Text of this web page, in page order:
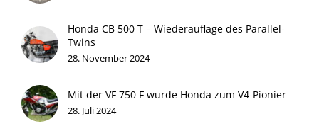
Honda CB 500 T – Wiederauflage des Parallel-
Twins
28. November 2024
Mit der VF 750 F wurde Honda zum V4-Pionier
28. Juli 2024